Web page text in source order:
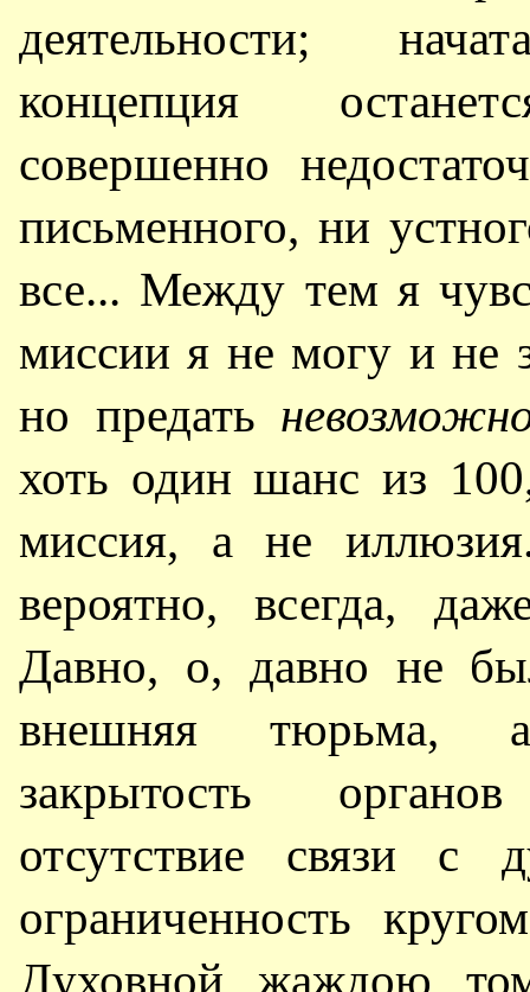
деятельности;
концепция
совершенно
письменного, ни
все... Между тем я
миссии я не могу и не
но предать
хоть один шанс из
миссия, а не
вероятно, всегда,
Давно, о, давно не
внешняя тюрьма,
закрытость
отсутствие связи с
ограниченность
Духовной жаждою